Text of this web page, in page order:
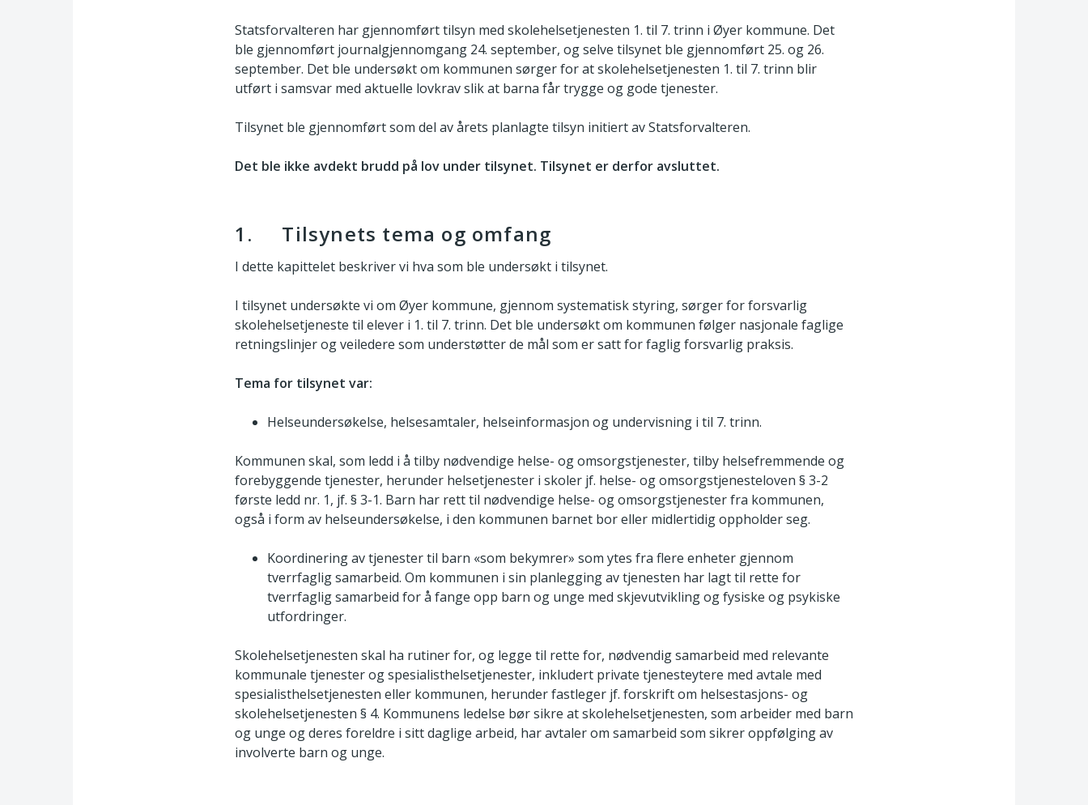
Statsforvalteren har gjennomført tilsyn med skolehelsetjenesten 1. til 7. trinn i Øyer kommune. Det
ble gjennomført journalgjennomgang 24. september, og selve tilsynet ble gjennomført 25. og 26.
september. Det ble undersøkt om kommunen sørger for at skolehelsetjenesten 1. til 7. trinn blir
utført i samsvar med aktuelle lovkrav slik at barna får trygge og gode tjenester.
Tilsynet ble gjennomført som del av årets planlagte tilsyn initiert av Statsforvalteren.
Det ble ikke avdekt brudd på lov under tilsynet. Tilsynet er derfor avsluttet.
1. Tilsynets tema og omfang
I dette kapittelet beskriver vi hva som ble undersøkt i tilsynet.
I tilsynet undersøkte vi om Øyer kommune, gjennom systematisk styring, sørger for forsvarlig
skolehelsetjeneste til elever i 1. til 7. trinn. Det ble undersøkt om kommunen følger nasjonale faglige
retningslinjer og veiledere som understøtter de mål som er satt for faglig forsvarlig praksis.
Tema for tilsynet var:
Helseundersøkelse, helsesamtaler, helseinformasjon og undervisning i til 7. trinn.
Kommunen skal, som ledd i å tilby nødvendige helse- og omsorgstjenester, tilby helsefremmende og
forebyggende tjenester, herunder helsetjenester i skoler jf. helse- og omsorgstjenesteloven § 3-2
første ledd nr. 1, jf. § 3-1. Barn har rett til nødvendige helse- og omsorgstjenester fra kommunen,
også i form av helseundersøkelse, i den kommunen barnet bor eller midlertidig oppholder seg.
Koordinering av tjenester til barn «som bekymrer» som ytes fra flere enheter gjennom
tverrfaglig samarbeid. Om kommunen i sin planlegging av tjenesten har lagt til rette for
tverrfaglig samarbeid for å fange opp barn og unge med skjevutvikling og fysiske og psykiske
utfordringer.
Skolehelsetjenesten skal ha rutiner for, og legge til rette for, nødvendig samarbeid med relevante
kommunale tjenester og spesialisthelsetjenester, inkludert private tjenesteytere med avtale med
spesialisthelsetjenesten eller kommunen, herunder fastleger jf. forskrift om helsestasjons- og
skolehelsetjenesten § 4. Kommunens ledelse bør sikre at skolehelsetjenesten, som arbeider med barn
og unge og deres foreldre i sitt daglige arbeid, har avtaler om samarbeid som sikrer oppfølging av
involverte barn og unge.